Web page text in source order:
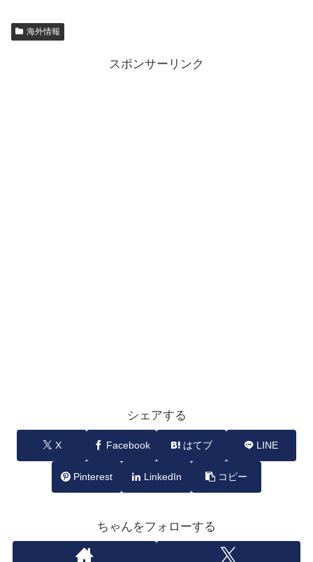
海外情報
スポンサーリンク
シェアする
X Facebook はてブ LINE
Pinterest LinkedIn コピー
ちゃんをフォローする